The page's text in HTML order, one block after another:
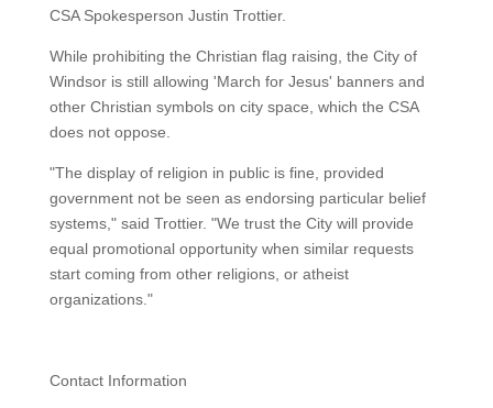
CSA Spokesperson Justin Trottier.
While prohibiting the Christian flag raising, the City of
Windsor is still allowing 'March for Jesus' banners and
other Christian symbols on city space, which the CSA
does not oppose.
"The display of religion in public is fine, provided
government not be seen as endorsing particular belief
systems," said Trottier. "We trust the City will provide
equal promotional opportunity when similar requests
start coming from other religions, or atheist
organizations."
Contact Information